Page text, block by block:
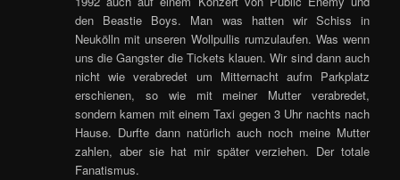
den Beastie Boys. Man was hatten wir Schiss in
Neukölln mit unseren Wollpullis rumzulaufen. Was wenn
uns die Gangster die Tickets klauen. Wir sind dann auch
nicht wie verabredet um Mitternacht aufm Parkplatz
erschienen, so wie mit meiner Mutter verabredet,
sondern kamen mit einem Taxi gegen 3 Uhr nachts nach
Hause. Durfte dann natürlich auch noch meine Mutter
zahlen, aber sie hat mir später verziehen. Der totale
Fanatismus.